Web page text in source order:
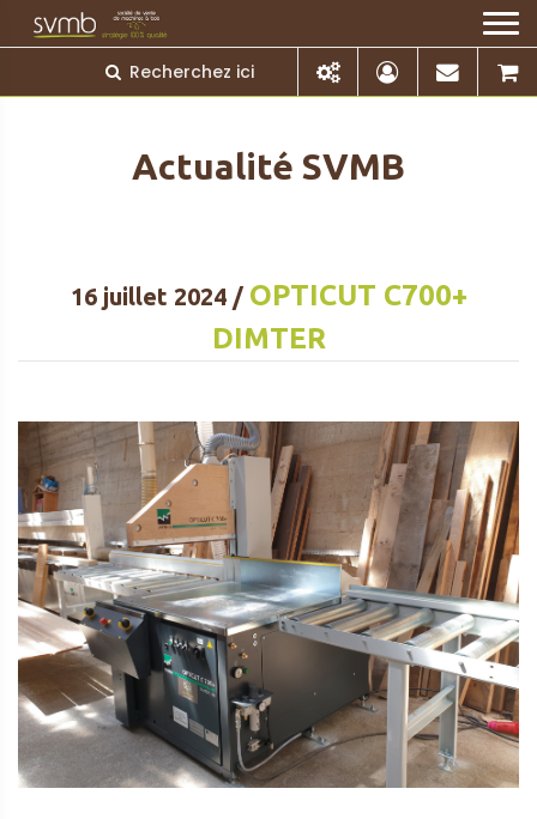
Actualité SVMB
16 juillet 2024 / OPTICUT C700+
DIMTER